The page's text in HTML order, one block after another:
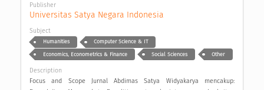
Publisher
Universitas Satya Negara Indonesia
Subject
Humanities Computer Science & IT
Economics, Econometrics & Finance Social Sciences Other
Description
Focus and Scope Jurnal Abdimas Satya Widyakarya mencakup: